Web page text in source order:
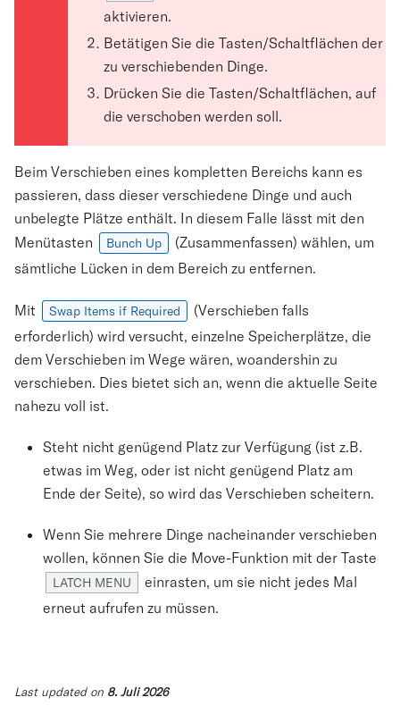
aktivieren.
Betätigen Sie die Tasten/Schaltflächen der
zu verschiebenden Dinge.
Drücken Sie die Tasten/Schaltflächen, auf
die verschoben werden soll.
Beim Verschieben eines kompletten Bereichs kann es
passieren, dass dieser verschiedene Dinge und auch
unbelegte Plätze enthält. In diesem Falle lässt mit den
Menütasten
Bunch Up
(Zusammenfassen) wählen, um
sämtliche Lücken in dem Bereich zu entfernen.
Mit Swap Items if Required
(Verschieben falls
erforderlich) wird versucht, einzelne Speicherplätze, die
dem Verschieben im Wege wären, woandershin zu
verschieben. Dies bietet sich an, wenn die aktuelle Seite
nahezu voll ist.
Steht nicht genügend Platz zur Verfügung (ist z.B.
etwas im Weg, oder ist nicht genügend Platz am
Ende der Seite), so wird das Verschieben scheitern.
Wenn Sie mehrere Dinge nacheinander verschieben
wollen, können Sie die Move-Funktion mit der Taste
LATCH MENU
einrasten, um sie nicht jedes Mal
erneut aufrufen zu müssen.
Last updatedon 8. Juli 2026